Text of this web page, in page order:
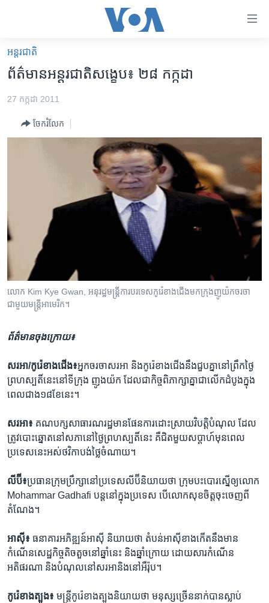
គេហទំព័រ​
ទាក់ទង
និង​
ទំព័រ​
ចូល​
ទៅ​
ទំព័រ​
រចនា
រំលង​
ទៅ​
ទំព័រ​
ស្វែង​
រក
អាមេរិក
ចិន
ទូរទស្សន៍ / វីដេអូ​
វិទ្យុ / ផតខាសថ៍
កម្មវិធីទាំងអស់
Khmer English
ភាសា
អន្តរជាតិ
ព័ត៌មាន​អន្តរជាតិ​សង្ខេប៖ ២៨ កក្កដា
27 កក្កដា 2011
ចែករំលែក
លោក​ Kim Kye Gwan,​ អនុរដ្ឋមន្ត្រី​​ការ​បរទេស​​កូរ៉េ​ខាង​ជើង​​មកក្រុង​ញូយ៉ក​ចរចា​
ជាមួយ​មន្ត្រី​អាមេរិក។
ព័ត៌មានចុងក្រោយ៖
សរអា/កូរ៉េខាងជើង៖អ្នក​ចរចា​សរអា​ និង​កូរ៉េខាងជើង​នឹង​ជួប​គ្នា​នៅ​ព្រឹក​ថ្ងៃ​
ព្រហស្បតិ៍​នេះ​នៅ​ទីក្រុង​ ញូងយ៉ក​ ដែល​ជាកិច្ច​ពិភាក្សា​គ្នា​ជាលើក​ដំបូង​ក្នុង
ពេល​ជាង​១៨​ខែ​នេះ។
សរអា៖ គណបក្ស​សាធារណរដ្ឋ​មានផែនការ​ដោះស្រាយ​វិបត្តិ​បំណុល​ ដែល
ត្រូវ​បោះឆ្នោត​នៅសភា​នៅថ្ងៃ​ព្រហស្បតិ៍នេះ​ គឺ​ជិត​មួយសប្តាហ៍​មុនពេល​
ប្រទេស​នេះ​អស់​ថវិកា​បង់ថ្លៃ​ចំណាយ។
លីប៊ី៖ប្រធាន​ក្រុម​ប្រឹក្សា​នៅ​ប្រទេស​លីប៊ី​និយាយ​ថា ​ក្រុម​បះបោរ​ស្នើឲ្យ​លោក​
Mohammar Gadhafi ​បន្តនៅ​ក្នុងប្រទេស​ បើលោក​សុខចិត្ត​ចុះចេញ​ពី
តំណែង។
អាស៊ី៖ ធនាគារ​អភិឌ្ឍន៍អាស៊ី​ និយាយ​ថា ​តំបន់​អាស៊ី​ខាងកើត​នឹង​មាន​
កំណើន​សេដ្ឋកិច្ច​តិចតួច​នៅឆ្នាំ​នេះ​ និងឆ្នាំ​ក្រោយ ​ដោយសារ​កំណើន​
អតិផរណា​ និង​បំណុល​នៅ​សរអា​និង​នៅ​អឺរ៉ុប។
កូរ៉េ​ខាងត្បូង៖ មន្ត្រីកូរ៉េ​ខាងត្បូង​និយាយ​ថា ​មនុស្ស​ច្រើននាក់​បានស្លាប់​